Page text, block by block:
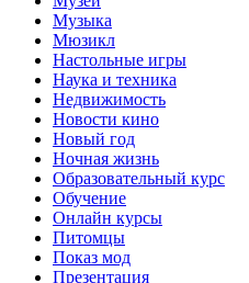
Музыка
Мюзикл
Настольные игры
Наука и техника
Недвижимость
Новости кино
Новый год
Ночная жизнь
Образовательный курс
Обучение
Онлайн курсы
Питомцы
Показ мод
Презентация